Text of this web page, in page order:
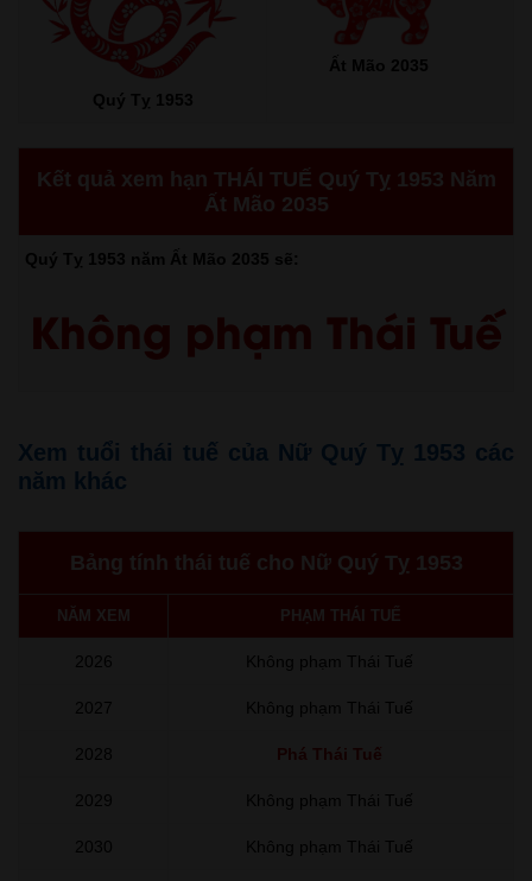
Quý Tỵ 1953
Ất Mão 2035
Kết quả xem hạn THÁI TUẾ Quý Tỵ 1953 Năm
Ất Mão 2035
Quý Tỵ 1953 năm Ất Mão 2035 sẽ:
Không phạm Thái Tuế
Xem tuổi thái tuế của Nữ Quý Tỵ 1953 các
năm khác
Bảng tính thái tuế cho Nữ Quý Tỵ 1953
NĂM XEM PHẠM THÁI TUẾ
2026 Không phạm Thái Tuế
2027 Không phạm Thái Tuế
2028 Phá Thái Tuế
2029 Không phạm Thái Tuế
2030 Không phạm Thái Tuế